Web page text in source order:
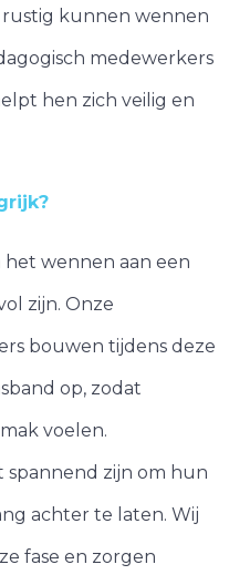
kunnen wennen
medewerkers
hen zich veilig en
wennen aan een
zijn. Onze
bouwen tijdens deze
op, zodat
voelen.
spannend zijn om hun
achter te laten. Wij
fase en zorgen